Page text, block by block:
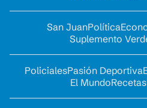
San JuanPolítica
Suplemento
PolicialesPasión Deportiva
El MundoRecetas